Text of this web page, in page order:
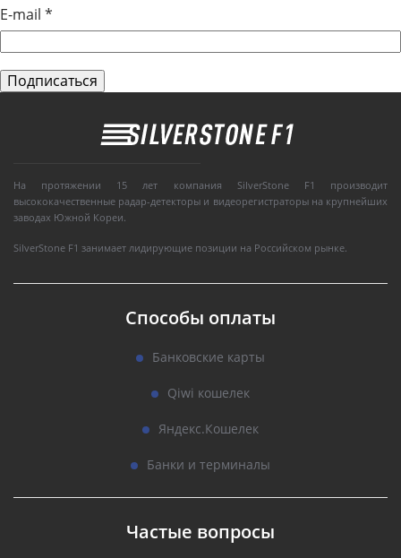
E-mail *
На протяжении 15 лет компания SilverStone F1 производит
высококачественные радар-детекторы и видеорегистраторы на крупнейших
заводах Южной Кореи.
SilverStone F1 занимает лидирующие позиции на Российском рынке.
Способы оплаты
Банковские карты
Qiwi кошелек
Яндекс.Кошелек
Банки и терминалы
Частые вопросы